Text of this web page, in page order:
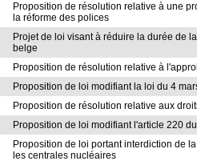
Proposition de résolution relative à une
la réforme des polices
Projet de loi visant à réduire la durée de
belge
Proposition de résolution relative à
Proposition de loi modifiant la loi du 4
Proposition de résolution relative aux
Proposition de loi modifiant l'article 220
Proposition de loi portant interdiction de
les centrales nucléaires